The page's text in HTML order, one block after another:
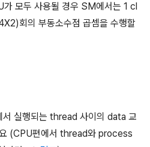
모두 사용될 경우 SM에서는 1 cl
회의 부동소수점 곱셈을 수행할
실행되는 thread 사이의 data 교
(CPU편에서 thread와 process